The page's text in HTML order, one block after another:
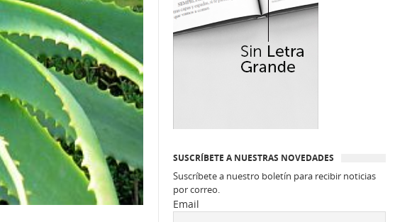
SUSCRÍBETE A NUESTRAS NOVEDADES
Suscríbete a nuestro boletín para recibir noticias
por correo.
Email